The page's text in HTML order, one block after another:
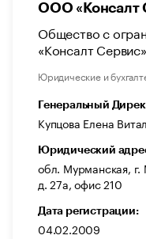
ООО «Консалт
Общество с
«Консалт Сервис»
Юридические и
Генеральный
Купцова Елена
Юридический
обл. Мурманская,
д. 27а, офис 210
Дата регистрации:
04.02.2009